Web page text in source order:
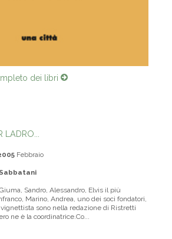
dei libri
LADRO...
Febbraio
Sandro, Alessandro, Elvis il più
Marino, Andrea, uno dei soci fondatori,
vignettista sono nella redazione di Ristretti
ne è la coordinatrice.Co...